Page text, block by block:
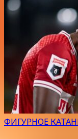
ФИГУРНОЕ